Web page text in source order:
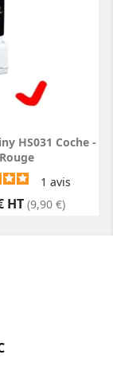
HS031 Coche -
Rouge
1 avis
HT (9,90 €)